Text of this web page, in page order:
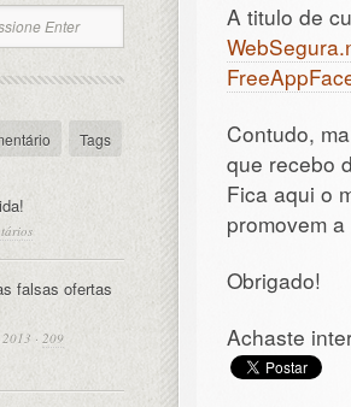
A titulo de
Contudo,
que recebo
Fica aqui o
promovem
Obrigado!
Achaste
Tags
falsas ofertas
· 209